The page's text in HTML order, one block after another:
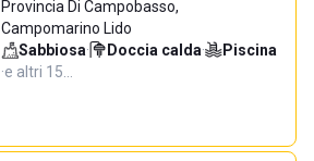
Provincia Di Campobasso,
Campomarino Lido
Sabbiosa· Doccia calda·
Piscina
·e altri 15…